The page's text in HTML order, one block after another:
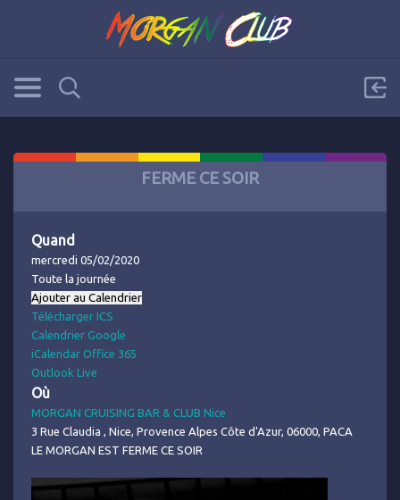
FERME CE SOIR
Quand
mercredi 05/02/2020
Toute la journée
Ajouter au Calendrier
Télécharger ICS
Calendrier Google
iCalendar Office 365
Outlook Live
Où
MORGAN CRUISING BAR & CLUB Nice
3 Rue Claudia , Nice, Provence Alpes Côte d'Azur, 06000, PACA
LE MORGAN EST FERME CE SOIR